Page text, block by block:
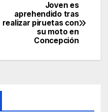
Joven es
aprehendido tras
realizar piruetas con
su moto en
Concepción